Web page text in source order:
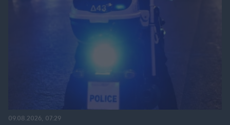
09.08.2026, 07:29